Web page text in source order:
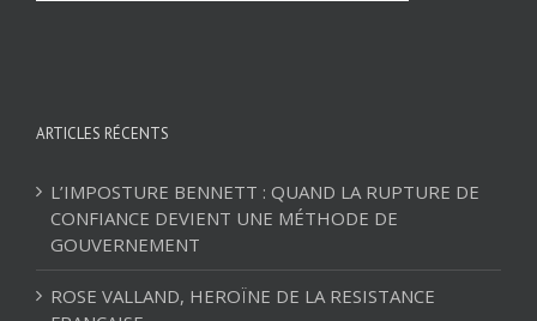
ARTICLES RÉCENTS
L’IMPOSTURE BENNETT : QUAND LA RUPTURE DE
CONFIANCE DEVIENT UNE MÉTHODE DE
GOUVERNEMENT
ROSE VALLAND, HEROÏNE DE LA RESISTANCE